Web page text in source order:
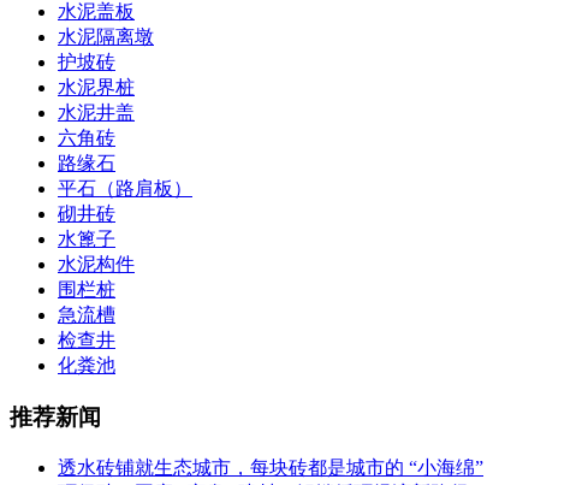
水泥盖板
水泥隔离墩
护坡砖
水泥界桩
水泥井盖
六角砖
路缘石
平石（路肩板）
砌井砖
水篦子
水泥构件
围栏桩
急流槽
检查井
化粪池
推荐新闻
透水砖铺就生态城市，每块砖都是城市的 “小海绵”